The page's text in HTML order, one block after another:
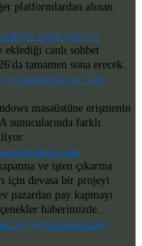
platformlardan alınan
fişini çekiyor
eklediği canlı sohbet
tamamen sona erecek.
dönüşebiliyor: İşte
masaüstüne erişmenin
farklı
belli oldu
ve işten çıkarma
için devasa bir projeyi
pazardan pay kapmayı
haberimizde...
bayrağın arkasındaki